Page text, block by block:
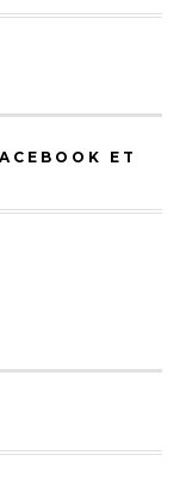
ET